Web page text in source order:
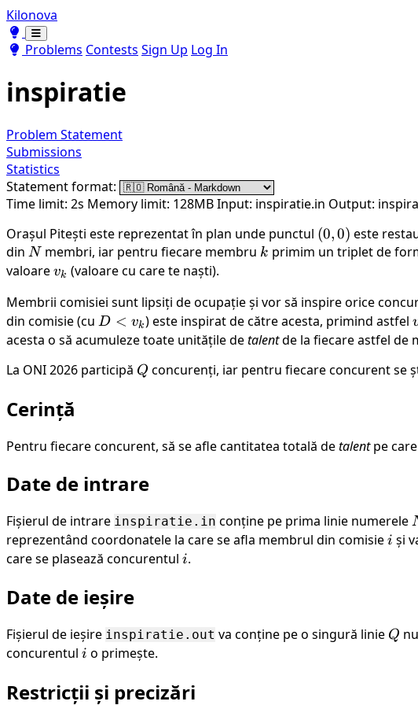
Kilonova
Toggle theme
Toggle theme
Problems Contests Sign Up Log In
inspiratie
Problem Statement
Submissions
Statistics
Statement format:
Time limit: 2s Memory limit: 128MBInput: inspiratie.in Output:
Orașul Pitești este reprezentat în plan unde punctul (0,
0)
(0,0) este
din N
N membri, iar pentru fiecare membru k
k primim un triplet de
valoarev_k
vk (valoare cu care te naști).
Membrii comisiei sunt lipsiți de ocupație și vor să inspire orice
din comisie (cu D
<
D < vk) este inspirat de către acesta, primind astfel
acesta o să acumuleze toate unitățile detalentde la fiecare astfel de
La ONI 2026 participă Q
Q concurenți, iar pentru fiecare concurent se
Cerință
Pentru fiecare concurent, să se afle cantitatea totală detalentpe
Date de intrare
Fișierul de intrare inspiratie.in conține pe prima linie numerele
reprezentând coordonatele la care se afla membrul din comisiei
i și
care se plasează concurentul i
i.
Date de ieșire
Fișierul de ieșire inspiratie.out va conține pe o singură linie Q
Q
concurentul i
i o primește.
Restricții și precizări